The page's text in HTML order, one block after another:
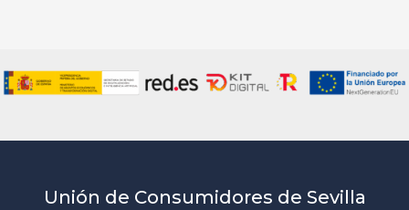
Unión de Consumidores de Sevilla